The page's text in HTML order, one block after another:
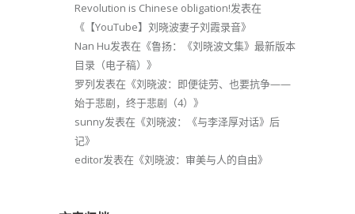
Revolution is Chinese obligation!发表在
《 【YouTube】刘晓波妻子刘霞录音》
Nan Hu发表在《鲁扬：《刘晓波文集》最新版本
目录（电子稿） 》
罗列发表在《刘晓波：即便徒劳、也要抗争——
始于悲剧，终于悲剧（4） 》
sunny发表在《刘晓波：《与李泽厚对话》后
记》
editor发表在《刘晓波：审美与人的自由》